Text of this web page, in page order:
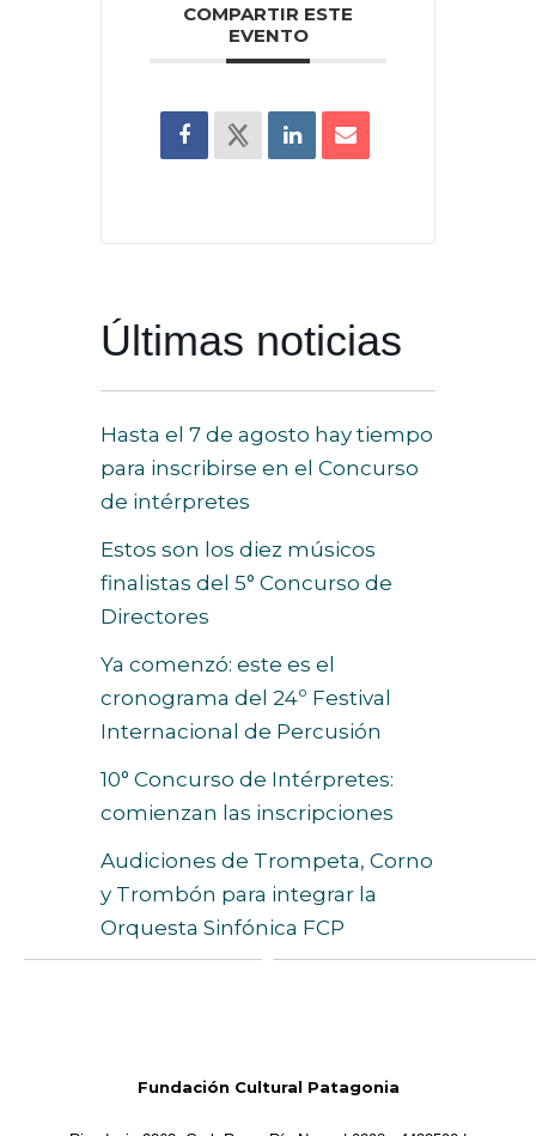
COMPARTIR ESTE
EVENTO
Últimas noticias
Hasta el 7 de agosto hay tiempo
para inscribirse en el Concurso
de intérpretes
Estos son los diez músicos
finalistas del 5° Concurso de
Directores
Ya comenzó: este es el
cronograma del 24º Festival
Internacional de Percusión
10° Concurso de Intérpretes:
comienzan las inscripciones
Audiciones de Trompeta, Corno
y Trombón para integrar la
Orquesta Sinfónica FCP
Fundación Cultural Patagonia